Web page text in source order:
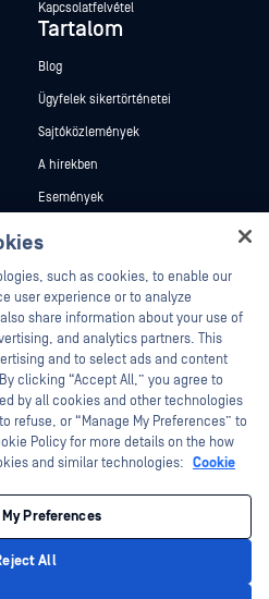
Kapcsolatfelvétel
Tartalom
Blog
Ügyfelek sikertörténetei
Sajtóközlemények
A hírekben
Események
Fehér könyvek
OPSWAT, MetaDefender, Metascan,
Trust No Device., OPSWAT , Protecting the
Technology, InQuest, az InQuest logó,
Join the Hunt az OPSWAT védjegyei. A
tulajdonát képezik.
Cookie beállítások kezelése
such as cookies, to enable our
user experience or to analyze
share information about your use of
and analytics partners. This
and to select ads and content
clicking “Accept All,” you agree to
by all cookies and other technologies
refuse, or “Manage My Preferences” to
Policy for more details on the how
and similar technologies: Cookie
Preferences
All
your OPSWAT virtual assistant.
I help you secure what's critical